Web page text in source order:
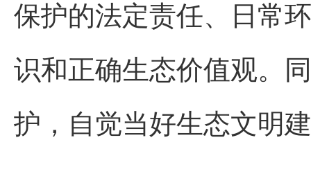
保护的法定责任、日常
识和正确生态价值观。
护，自觉当好生态文明